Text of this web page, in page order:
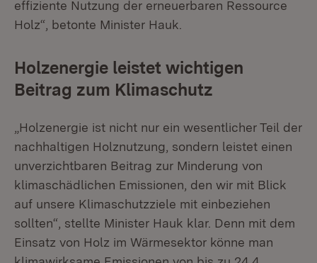
effiziente Nutzung der erneuerbaren Ressource
Holz“, betonte Minister Hauk.
Holzenergie leistet wichtigen
Beitrag zum Klimaschutz
„Holzenergie ist nicht nur ein wesentlicher Teil der
nachhaltigen Holznutzung, sondern leistet einen
unverzichtbaren Beitrag zur Minderung von
klimaschädlichen Emissionen, den wir mit Blick
auf unsere Klimaschutzziele mit einbeziehen
sollten“, stellte Minister Hauk klar. Denn mit dem
Einsatz von Holz im Wärmesektor könne man